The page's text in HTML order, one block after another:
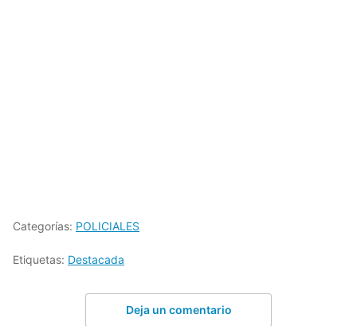
Categorías: POLICIALES
Etiquetas: Destacada
Deja un comentario